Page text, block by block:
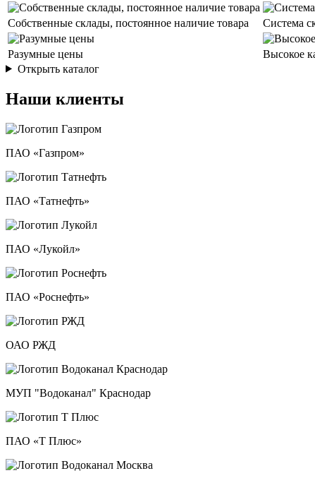
Собственные склады, постоянное наличие товара Система
Разумные цены Высокое
Открыть каталог
Наши клиенты
ПАО «Газпром»
ПАО «Татнефть»
ПАО «Лукойл»
ПАО «Роснефть»
ОАО РЖД
МУП "Водоканал" Краснодар
ПАО «Т Плюс»